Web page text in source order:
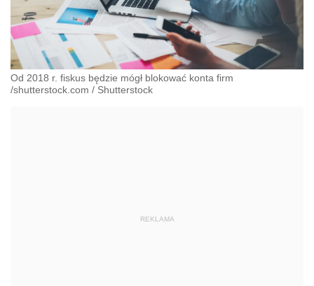
Od 2018 r. fiskus będzie mógł blokować konta firm
/shutterstock.com / Shutterstock